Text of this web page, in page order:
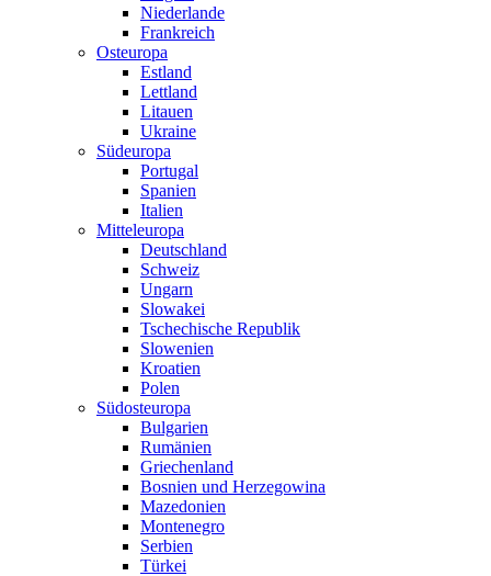
Niederlande
Frankreich
Osteuropa
Estland
Lettland
Litauen
Ukraine
Südeuropa
Portugal
Spanien
Italien
Mitteleuropa
Deutschland
Schweiz
Ungarn
Slowakei
Tschechische Republik
Slowenien
Kroatien
Polen
Südosteuropa
Bulgarien
Rumänien
Griechenland
Bosnien und Herzegowina
Mazedonien
Montenegro
Serbien
Türkei